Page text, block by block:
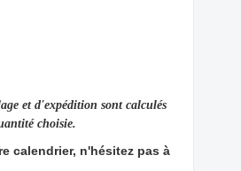
et d'expédition sont calculés
choisie.
calendrier, n'hésitez pas à